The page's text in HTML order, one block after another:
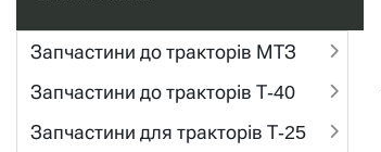
Запчастини до тракторів МТЗ
Запчастини до тракторів Т-40
Запчастини для тракторів Т-25